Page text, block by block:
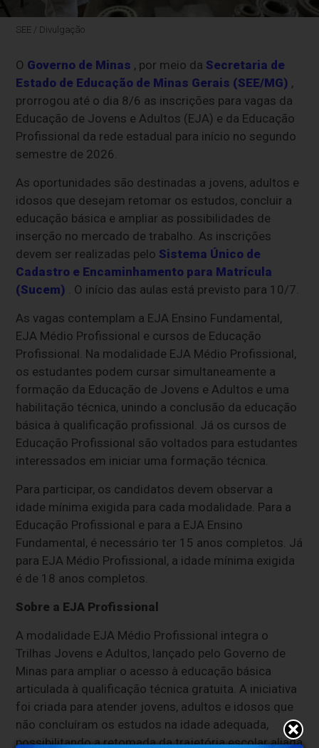
SEE / Divulgação
O Governo de Minas , por meio da Secretaria de
Estado de Educação de Minas Gerais (SEE/MG) ,
prorrogou até o dia 8/6 as inscrições para vagas da
Educação de Jovens e Adultos (EJA) e da Educação
Profissional da rede estadual para início no segundo
semestre de 2026.
As oportunidades são destinadas a jovens, adultos e
idosos que desejam retomar os estudos, concluir a
educação básica e ampliar as possibilidades de
inserção no mercado de trabalho. As inscrições
devem ser realizadas pelo Sistema Único de
Cadastro e Encaminhamento para Matrícula
(Sucem) . O início das aulas está previsto para 10/7.
As vagas contemplam a EJA Ensino Fundamental,
EJA Médio Profissional e cursos de Educação
Profissional. Na modalidade EJA Médio Profissional,
os estudantes podem cursar simultaneamente a
formação da Educação de Jovens e Adultos e uma
habilitação técnica, unindo a conclusão da educação
básica à qualificação profissional. Já os cursos de
Educação Profissional são voltados para estudantes
interessados em iniciar uma formação técnica.
Para participar, os candidatos devem observar a
idade mínima exigida para cada modalidade. Para a
Educação Profissional e para a EJA Ensino
Fundamental, é necessário ter 15 anos completos. Já
para EJA Médio Profissional, a idade mínima exigida
é de 18 anos completos.
Sobre a EJA Profissional
A modalidade EJA Médio Profissional integra o
Trilhas Jovens e Adultos, lançado pelo Governo de
Minas para ampliar o acesso à educação básica
articulada à qualificação técnica gratuita. A iniciativa
foi criada para atender jovens, adultos e idosos que
não concluíram os estudos na idade adequada,
possibilitando a retomada da trajetória escolar aliada